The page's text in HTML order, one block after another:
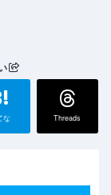
な Threads